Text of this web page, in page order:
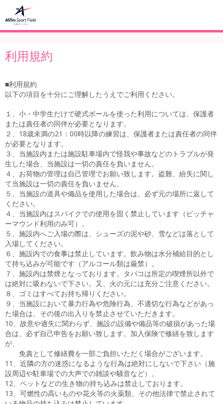
利用規約
■利用規約
以下の項目を十分にご理解したうえでご利用ください。
１、小・中学生だけで硬式ボールを使った利用については、保護者
または責任者の同伴が必要となります。
２、18歳未満の21：00時以降の練習は、保護者または責任者の同伴
が必要となります。
３、当施設内または施設駐車場内で怪我や事故などのトラブルが発
生した場合、当施設は一切の責任を負いません。
４、お荷物の管理は自己管理でお願い致します。盗難、紛失に関し
て当施設は一切の責任を負いません。
５、当施設の道具や備品を使用した場合は、必ず元の場所に返して
ください。
４、当施設内はスパイクでの使用を固く禁止しています（ピッチャ
ーマウンド利用のみ可）。
５、施設内へご入場の際は、シューズの泥や砂、雪などは落として
入場してください。
６、施設内での食事は禁止しています。飲み物は水分補給目的とし
て持ち込みが可能です（アルコール類は厳禁）。
７、施設内は禁煙となっております。タバコは所定の喫煙所以外で
は絶対に吸わないで下さい。又、火の元には充分ご注意ください。
８、ゴミはすべてお持ち帰りください。
９、当施設において暴力行為や危険行為、不適切な行為などがあっ
た場合は、その後の出入りを禁止させていただきます。
10、故意や過失に関わらず、施設の設備や備品等の破損があった場
合は、必ず自己申告をお願い致します。加入保険で修繕を致します
が、
免責として修繕費を一部ご負担いただく場合がございます。
11、近隣の方の迷惑になるような行為は絶対にしないで下さい（施
設周辺や駐車場での大声での雑談や騒音など）。
12、ペットなどの生き物の持ち込みは禁止しております。
13、可燃性の高いものや花火等の火薬類、その他法律で禁止されて